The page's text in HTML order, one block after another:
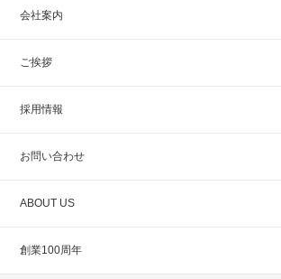
会社案内
ご挨拶
採用情報
お問い合わせ
ABOUT US
創業100周年